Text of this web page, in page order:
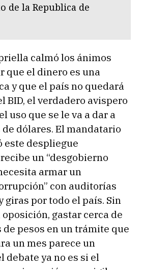
de la Republica de
calmó los ánimos
que el dinero es una
y que el país no quedará
BID, el verdadero avispero
uso que se le va a dar a
dólares. El mandatario
despliegue
un “desgobierno
armar un
con auditorías
por todo el país. Sin
gastar cerca de
de pesos en un trámite que
un mes parece un
debate ya no es si el